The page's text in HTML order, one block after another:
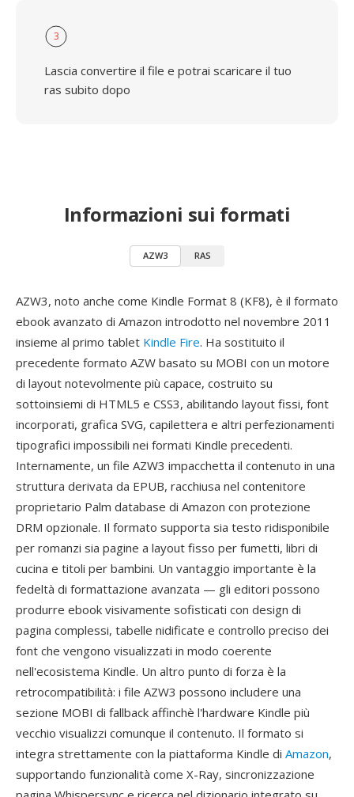
3
Lascia convertire il file e potrai scaricare il tuo
ras subito dopo
Informazioni sui formati
AZW3 RAS
AZW3, noto anche come Kindle Format 8 (KF8), è il formato
ebook avanzato di Amazon introdotto nel novembre 2011
insieme al primo tablet Kindle Fire. Ha sostituito il
precedente formato AZW basato su MOBI con un motore
di layout notevolmente più capace, costruito su
sottoinsiemi di HTML5 e CSS3, abilitando layout fissi, font
incorporati, grafica SVG, capilettera e altri perfezionamenti
tipografici impossibili nei formati Kindle precedenti.
Internamente, un file AZW3 impacchetta il contenuto in una
struttura derivata da EPUB, racchiusa nel contenitore
proprietario Palm database di Amazon con protezione
DRM opzionale. Il formato supporta sia testo ridisponibile
per romanzi sia pagine a layout fisso per fumetti, libri di
cucina e titoli per bambini. Un vantaggio importante è la
fedeltà di formattazione avanzata — gli editori possono
produrre ebook visivamente sofisticati con design di
pagina complessi, tabelle nidificate e controllo preciso dei
font che vengono visualizzati in modo coerente
nell'ecosistema Kindle. Un altro punto di forza è la
retrocompatibilità: i file AZW3 possono includere una
sezione MOBI di fallback affinchè l'hardware Kindle più
vecchio visualizzi comunque il contenuto. Il formato si
integra strettamente con la piattaforma Kindle di Amazon,
supportando funzionalità come X-Ray, sincronizzazione